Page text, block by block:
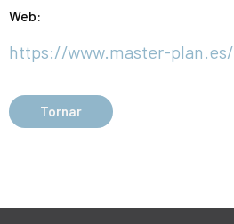
Web:
https://www.master-plan.es/
Tornar